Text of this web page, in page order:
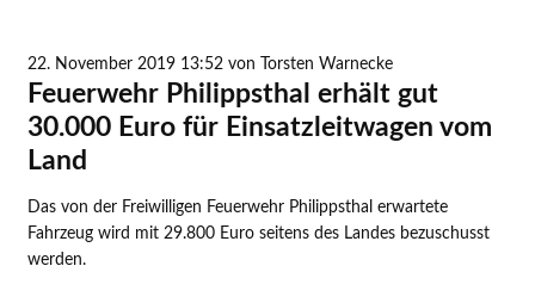
CDU
widerspricht
sich
–
Ratenzahlungen
22. November 2019 13:52von Torsten Warnecke
Feuerwehr Philippsthal erhält gut
30.000 Euro für Einsatzleitwagen vom
Land
Das von der Freiwilligen Feuerwehr Philippsthal erwartete
Fahrzeug wird mit 29.800 Euro seitens des Landes bezuschusst
werden.